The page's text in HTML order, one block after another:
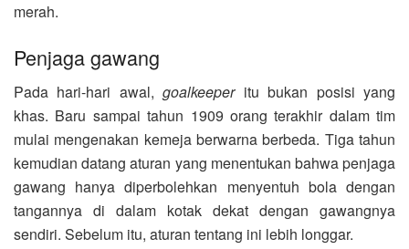
merah.
Penjaga gawang
Pada hari-hari awal,goalkeeperitu bukan posisi yang
khas. Baru sampai tahun 1909 orang terakhir dalam tim
mulai mengenakan kemeja berwarna berbeda. Tiga tahun
kemudian datang aturan yang menentukan bahwa penjaga
gawang hanya diperbolehkan menyentuh bola dengan
tangannya di dalam kotak dekat dengan gawangnya
sendiri. Sebelum itu, aturan tentang ini lebih longgar.